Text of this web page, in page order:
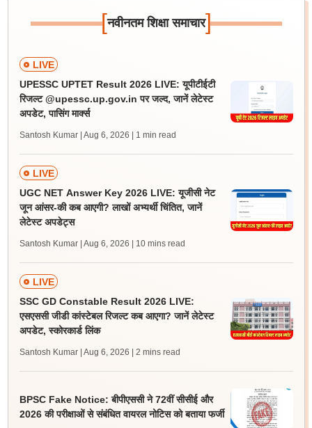
[नवीनतम शिक्षा समाचार]
LIVE
UPESSC UPTET Result 2026 LIVE: यूपीटीईटी
रिजल्ट @upessc.up.gov.in पर जल्द, जानें लेटेस्ट
अपडेट, पासिंग मार्क्स
Santosh Kumar | Aug 6, 2026 | 1 min read
LIVE
UGC NET Answer Key 2026 LIVE: यूजीसी नेट
जून आंसर-की कब आएगी? लाखों अभ्यर्थी चिंतित, जानें
लेटेस्ट अपडेट्स
Santosh Kumar | Aug 6, 2026 | 10 mins read
LIVE
SSC GD Constable Result 2026 LIVE:
एसएससी जीडी कांस्टेबल रिजल्ट कब आएगा? जानें लेटेस्ट
अपडेट, स्कोरकार्ड लिंक
Santosh Kumar | Aug 6, 2026 | 2 mins read
BPSC Fake Notice: बीपीएससी ने 72वीं सीसीई और
2026 की परीक्षाओं से संबंधित वायरल नोटिस को बताया फर्जी